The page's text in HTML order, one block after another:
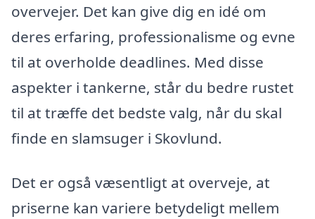
overvejer. Det kan give dig en idé om
deres erfaring, professionalisme og evne
til at overholde deadlines. Med disse
aspekter i tankerne, står du bedre rustet
til at træffe det bedste valg, når du skal
finde en slamsuger i Skovlund.
Det er også væsentligt at overveje, at
priserne kan variere betydeligt mellem